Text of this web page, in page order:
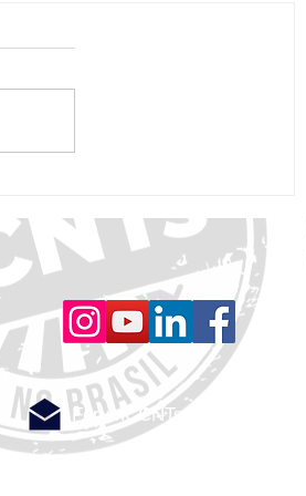
evitados ou adiados
ForumCCNTs@gmail.com